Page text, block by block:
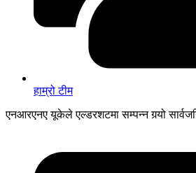
हाम्रो टीम
एनआरएनए यूकेले एल्डरशटमा सम्पन्न गर्‍यो